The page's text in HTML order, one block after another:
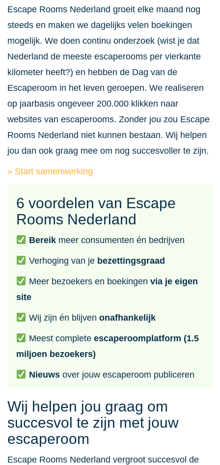
Escape Rooms Nederland groeit elke maand nog
steeds en maken we dagelijks velen boekingen
mogelijk. We doen continu onderzoek (wist je dat
Nederland de meeste escaperooms per vierkante
kilometer heeft?) en hebben de Dag van de
Escaperoom in het leven geroepen. We realiseren
op jaarbasis ongeveer 200.000 klikken naar
websites van escaperooms. Zonder jou zou Escape
Rooms Nederland niet kunnen bestaan. Wij helpen
jou dan ook graag mee om nog succesvoller te zijn.
» Start samenwerking
6 voordelen van Escape
Rooms Nederland
Bereikmeer consumenten én bedrijven
Verhoging van je bezettingsgraad
Meer bezoekers en boekingen via je eigen
site
Wij zijn én blijven onafhankelijk
Meest complete escaperoomplatform (1.5
miljoen bezoekers)
Nieuwsover jouw escaperoom publiceren
Wij helpen jou graag om
succesvol te zijn met jouw
escaperoom
Escape Rooms Nederland vergroot succesvol de